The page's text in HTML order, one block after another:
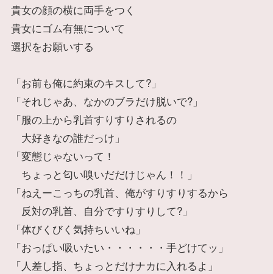
貴女の顔の横に両手をつく
貴女にゴム有無について
選択をお願いする
「お前も俺に約束のキスして?」
「それじゃあ、なかのブラだけ脱いで?」
「服の上から乳首すりすりされるの
大好きなの誰だっけ」
「変態じゃないって！
ちょっと匂い嗅いだだけじゃん！！」
「ねえーこっちの乳首、俺がすりすりするから
反対の乳首、自分ですりすりして?」
「体びくびく気持ちいいね」
「おっぱい吸いたい・・・・・・手どけてッ」
「人差し指、ちょっとだけナカに入れるよ」